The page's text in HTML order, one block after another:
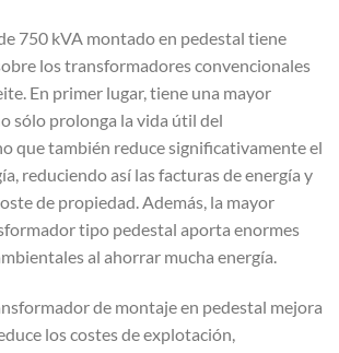
750 kVA montado en pedestal tiene
los transformadores convencionales
En primer lugar, tiene una mayor
sólo prolonga la vida útil del
que también reduce significativamente el
reduciendo así las facturas de energía y
de propiedad. Además, la mayor
tipo pedestal aporta enormes
al ahorrar mucha energía.
de montaje en pedestal mejora
los costes de explotación,